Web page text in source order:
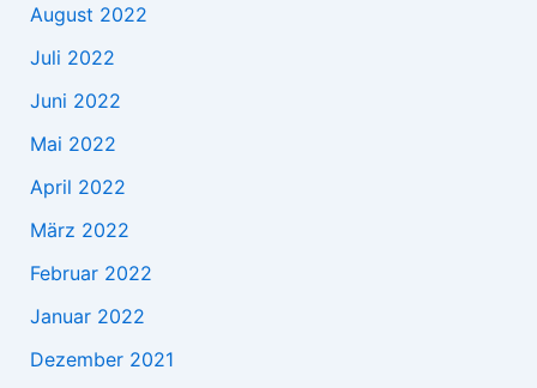
August 2022
Juli 2022
Juni 2022
Mai 2022
April 2022
März 2022
Februar 2022
Januar 2022
Dezember 2021